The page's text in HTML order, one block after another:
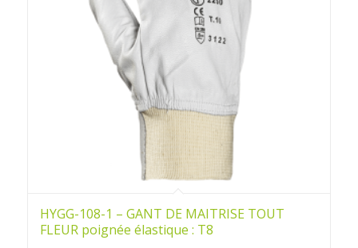
HYGG-108-1 – GANT DE MAITRISE TOUT
FLEUR poignée élastique : T8